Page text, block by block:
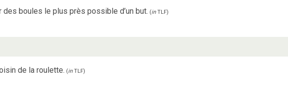
boules le plus près possible d’un but. (inTLF)
de la roulette. (inTLF)